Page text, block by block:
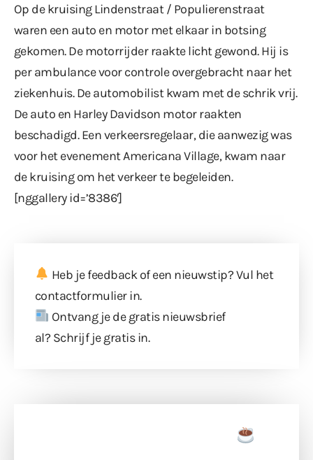
Op de kruising Lindenstraat / Populierenstraat
waren een auto en motor met elkaar in botsing
gekomen. De motorrijder raakte licht gewond. Hij is
per ambulance voor controle overgebracht naar het
ziekenhuis. De automobilist kwam met de schrik vrij.
De auto en Harley Davidson motor raakten
beschadigd. Een verkeersregelaar, die aanwezig was
voor het evenement Americana Village, kwam naar
de kruising om het verkeer te begeleiden.
[nggallery id=’8386′]
Heb je feedback of een nieuwstip? Vul het
contactformulierin.
Ontvang je de gratis nieuwsbrief
al? Schrijf je gratis in.